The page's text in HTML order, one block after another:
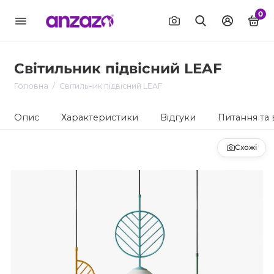
0
Світильник підвісний LEAF
Головна Світильник підвісний LEAF
Опис Характеристики Відгуки Питання та
Схожі